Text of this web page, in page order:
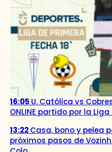
16:05 U. Católica vs
ONLINE partido por la
13:22Casa, bono y pelea
próximos pasos de